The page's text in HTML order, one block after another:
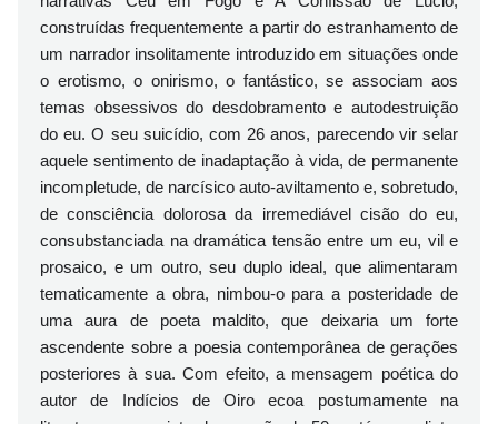
construídas frequentemente a partir do estranhamento de
um narrador insolitamente introduzido em situações onde
o erotismo, o onirismo, o fantástico, se associam aos
temas obsessivos do desdobramento e autodestruição
do eu. O seu suicídio, com 26 anos, parecendo vir selar
aquele sentimento de inadaptação à vida, de permanente
incompletude, de narcísico auto-aviltamento e, sobretudo,
de consciência dolorosa da irremediável cisão do eu,
consubstanciada na dramática tensão entre um eu, vil e
prosaico, e um outro, seu duplo ideal, que alimentaram
tematicamente a obra, nimbou-o para a posteridade de
uma aura de poeta maldito, que deixaria um forte
ascendente sobre a poesia contemporânea de gerações
posteriores à sua. Com efeito, a mensagem poética do
autor de Indícios de Oiro ecoa postumamente na